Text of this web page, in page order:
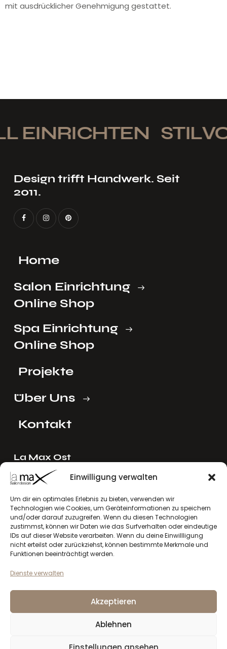
Einwilligung verwalten
Um dir ein optimales Erlebnis zu bieten, verwenden wir
Technologien wie Cookies, um Geräteinformationen zu speichern
und/oder darauf zuzugreifen. Wenn du diesen Technologien
zustimmst, können wir Daten wie das Surfverhalten oder eindeutige
IDs auf dieser Website verarbeiten. Wenn du deine Einwillligung
nicht erteilst oder zurückziehst, können bestimmte Merkmale und
Funktionen beeinträchtigt werden.
Dienste verwalten
Akzeptieren
Ablehnen
mit ausdrücklicher Genehmigung gestattet.
EINRICHTEN
Design trifft Handwerk. Seit
2011.
Home
Salon Einrichtung
Online Shop
Spa Einrichtung
Online Shop
Projekte
Über Uns
Kontakt
La Max Ost
Ing. Reinhard Mayer e.U.
Stadlgasse 4
2122 Riedenthal, Austria
E-Mail:mayer[at]lamax.at
+436643432630
La Max West
Andreas Larcher e.U.
6410 Telfs, Austria
larcher[at]lamax.at